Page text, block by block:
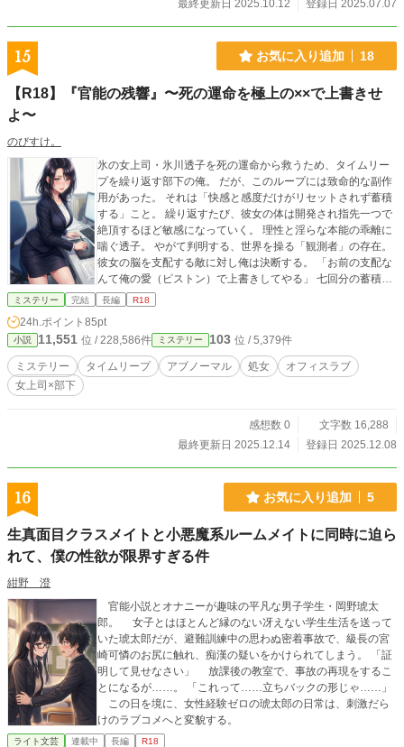
最終更新日 2025.10.12 登録日 2025.07.07
15 お気に入り追加 18
【R18】『官能の残響』〜死の運命を極上の××で上書きせ
よ〜
のびすけ。
氷の女上司・氷川透子を死の運命から救うため、タイムリー
プを繰り返す部下の俺。 だが、このループには致命的な副作
用があった。 それは「快感と感度だけがリセットされず蓄積
する」こと。 繰り返すたび、彼女の体は開発され指先一つで
絶頂するほど敏感になっていく。 理性と淫らな本能の乖離に
喘ぐ透子。 やがて判明する、世界を操る「観測者」の存在。
彼女の脳を支配する敵に対し俺は決断する。 「お前の支配な
んて俺の愛（ピストン）で上書きしてやる」 七回分の蓄積さ
れた感度が炸裂する時、運命は書き換わる。 極限の羞恥と快
ミステリー 完結 長編 R18
24h.ポイント 85pt
小説 11,551 位 / 228,586件 ミステリー 103 位 / 5,379件
ミステリー タイムリープ アブノーマル 処女
オフィスラブ
女上司×部下
感想数 0
文字数 16,288
最終更新日 2025.12.14
登録日 2025.12.08
16 お気に入り追加 5
生真面目クラスメイトと小悪魔系ルームメイトに同時に迫ら
れて、僕の性欲が限界すぎる件
紺野 澄
官能小説とオナニーが趣味の平凡な男子学生・岡野琥太
郎。 女子とはほとんど縁のない冴えない学生生活を送って
いた琥太郎だが、避難訓練中の思わぬ密着事故で、級長の宮
崎可憐のお尻に触れ、痴漢の疑いをかけられてしまう。 「証
明して見せなさい」 放課後の教室で、事故の再現をするこ
とになるが……。 「これって……立ちバックの形じゃ……」
この日を境に、女性経験ゼロの琥太郎の日常は、刺激だら
けのラブコメへと変貌する。
ライト文芸 連載中 長編 R18